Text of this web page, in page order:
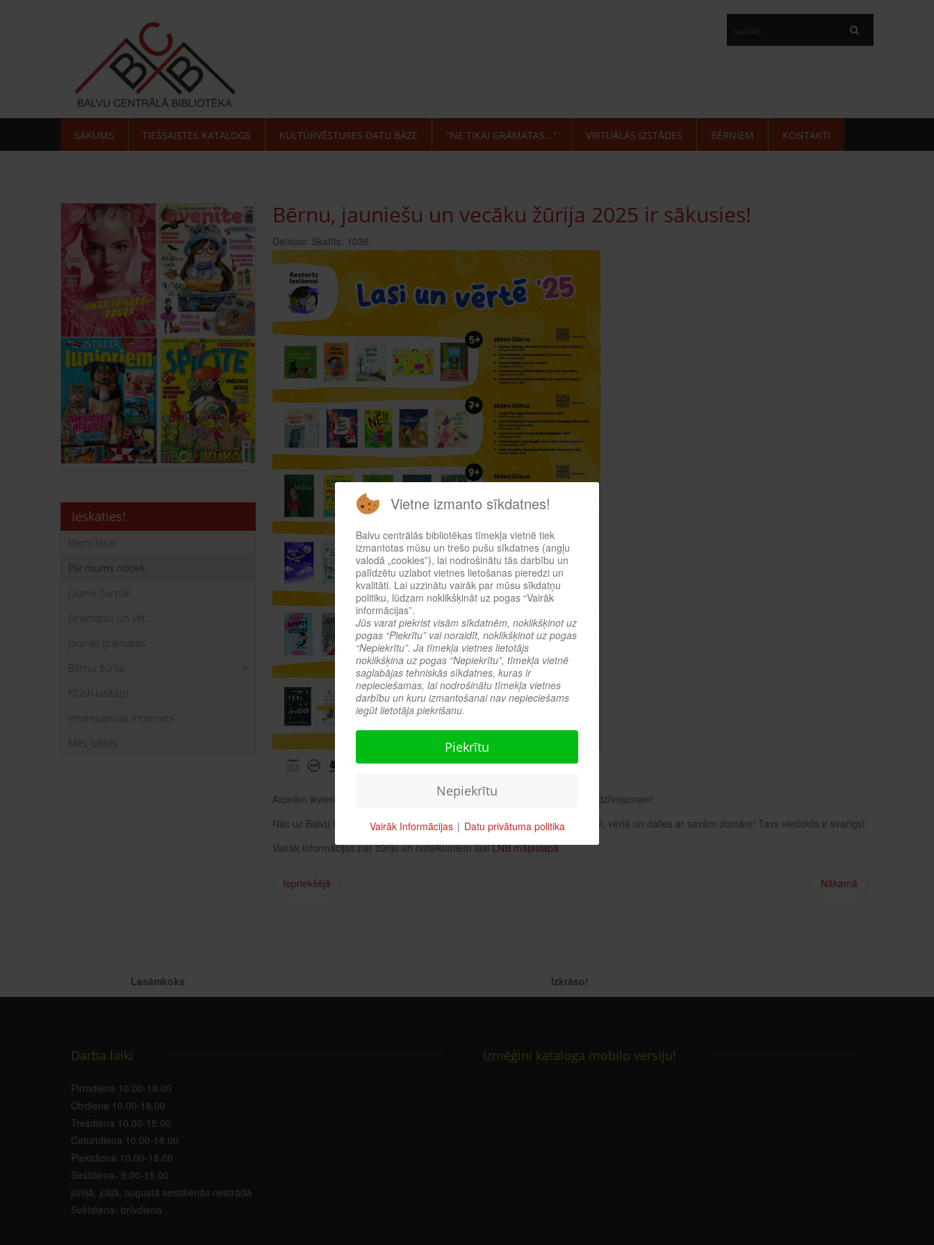
SĀKUMS TIEŠSAISTES KATALOGS KULTŪRVĒSTURES DATU BĀZE "NE TIKAI GRĀMATAS..." VIRTUĀLĀS IZSTĀDES BĒRNIEM KONTAKTI
Ieskaties!
Bērni lasa!
Pie mums notiek
Jaunie žurnāli
Grāmatas un vēl...
Jaunās grāmatas
Bērnu žūrija
Kļūsti lasītājs!
Interesantais Internets
Mēs bildēs
Bērnu, jauniešu un vecāku žūrija 2025 ir sākusies!
Detaļas: Skatīts: 1036
Aicinām ikvienu – bērnus, jauniešus un vecākus pievienoties lasīšanas piedzīvojumam!
Nāc uz Balvu Centrālo bibliotēku, izvēlies grāmatu no žūrijas kolekcijas, lasi, vērtē un dalies ar savām domām! Tavs viedoklis ir svarīgs!
Vairāk informācijas par žūriju un noteikumiem lasiLNB mājaslapā
Iepriekšējā Nākamā
Lasāmkoks Izkrāso!
Darba laiki
Pirmdiena 10.00-18.00
Otrdiena 10.00-18.00
Trešdiena 10.00-18.00
Ceturtdiena 10.00-18.00
Piektdiena 10.00-18.00
Sestdiena- 9.00-15.00
jūnijā, jūlijā, augustā sestdienās nestrādā
Svētdiena- brīvdiena
Izmēģini kataloga mobilo versiju!
Vietne izmanto sīkdatnes!
Balvu centrālās bibliotēkas tīmekļa vietnē tiek
izmantotas mūsu un trešo pušu sīkdatnes (angļu
valodā „cookies”), lai nodrošinātu tās darbību un
palīdzētu uzlabot vietnes lietošanas pieredzi un
kvalitāti. Lai uzzinātu vairāk par mūsu sīkdatņu
politiku, lūdzam noklikšķināt uz pogas “Vairāk
informācijas”.
Jūs varat piekrist visām sīkdatnēm, noklikšķinot uz
pogas “Piekrītu” vai noraidīt, noklikšķinot uz pogas
“Nepiekrītu”. Ja tīmekļa vietnes lietotājs
noklikšķina uz pogas “Nepiekrītu”, tīmekļa vietnē
saglabājas tehniskās sīkdatnes, kuras ir
nepieciešamas, lai nodrošinātu tīmekļa vietnes
darbību un kuru izmantošanai nav nepieciešams
iegūt lietotāja piekrišanu.
Piekrītu
Nepiekrītu
Vairāk Informācijas | Datu privātuma politika